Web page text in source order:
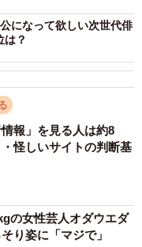
になって欲しい次世代俳
？
報」を見る人は約8
怪しいサイトの判断基
の女性芸人オダウエダ
り姿に「マジで」